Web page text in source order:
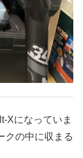
Xになっていま
クの中に収まる